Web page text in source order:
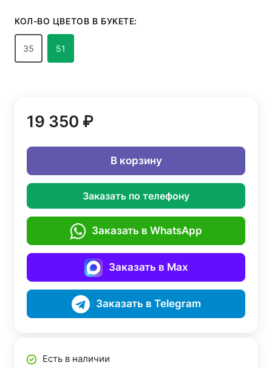
КОЛ-ВО ЦВЕТОВ В БУКЕТЕ:
35 51
19 350 ₽
В корзину
Заказать по телефону
Заказать в WhatsApp
Заказать в Max
Заказать в Telegram
Есть в наличии